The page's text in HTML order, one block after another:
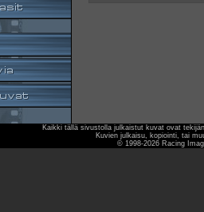
Kaikki tällä sivustolla julkaistut kuvat ovat
Kuvien julkaisu, kopiointi, tai
© 1998-2026 Racing